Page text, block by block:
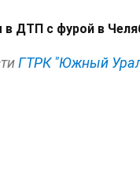
ДТП с фурой в
ГТРК "Южный